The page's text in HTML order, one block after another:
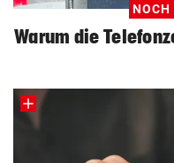
Warum die